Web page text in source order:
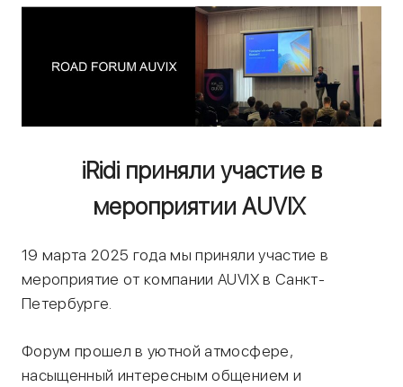
iRidi приняли участие в
мероприятии AUVIX
19 марта 2025 года мы приняли участие в
мероприятие от компании AUVIX в Санкт-
Петербурге.
Форум прошел в уютной атмосфере,
насыщенный интересным общением и